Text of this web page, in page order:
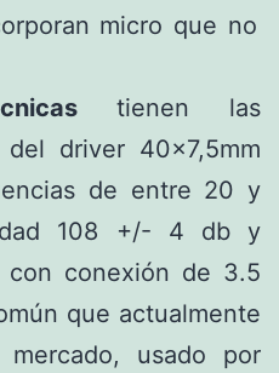
micro que no
tienen las
driver 40×7,5mm
de entre 20 y
108 +/- 4 db y
conexión de 3.5
que actualmente
usado por